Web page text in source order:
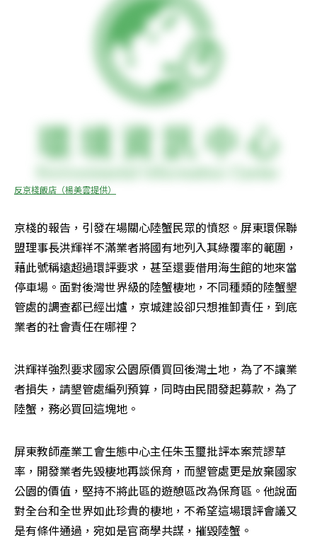
反京棧飯店（楊美雲提供）
京棧的報告，引發在場關心陸蟹民眾的憤怒。屏東環保聯
盟理事長洪輝祥不滿業者將國有地列入其綠覆率的範圍，
藉此號稱遠超過環評要求，甚至還要借用海生館的地來當
停車場。面對後灣世界級的陸蟹棲地，不同種類的陸蟹墾
管處的調查都已經出爐，京城建設卻只想推卸責任，到底
業者的社會責任在哪裡？
洪輝祥強烈要求國家公園原價買回後灣土地，為了不讓業
者損失，請墾管處編列預算，同時由民間發起募款，為了
陸蟹，務必買回這塊地。
屏東教師產業工會生態中心主任朱玉璽批評本案荒謬草
率，開發業者先毀棲地再談保育，而墾管處更是放棄國家
公園的價值，堅持不將此區的遊憩區改為保育區。他說面
對全台和全世界如此珍貴的棲地，不希望這場環評會議又
是有條件通過，宛如是官商學共謀，摧毀陸蟹。